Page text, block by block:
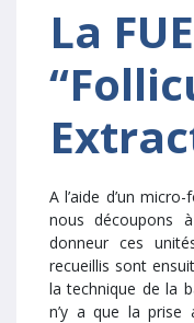
La
A l’aide d’un
nous découpons
donneur ces
recueillis sont
la technique de la
n’y a que la prise